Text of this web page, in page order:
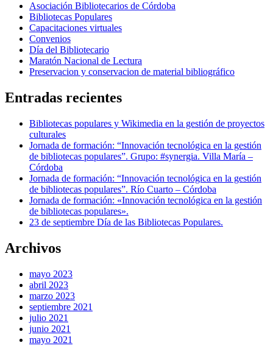
Asociación Bibliotecarios de Córdoba
Bibliotecas Populares
Capacitaciones virtuales
Convenios
Día del Bibliotecario
Maratón Nacional de Lectura
Preservacion y conservacion de material bibliográfico
Entradas recientes
Bibliotecas populares y Wikimedia en la gestión de proyectos
culturales
Jornada de formación: “Innovación tecnológica en la gestión
de bibliotecas populares”. Grupo: #synergia. Villa María –
Córdoba
Jornada de formación: “Innovación tecnológica en la gestión
de bibliotecas populares”. Río Cuarto – Córdoba
Jornada de formación: «Innovación tecnológica en la gestión
de bibliotecas populares».
23 de septiembre Día de las Bibliotecas Populares.
Archivos
mayo 2023
abril 2023
marzo 2023
septiembre 2021
julio 2021
junio 2021
mayo 2021